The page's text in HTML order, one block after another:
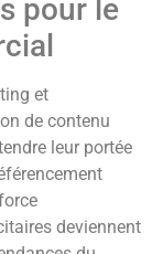
pour le
et
de contenu
leur portée
deviennent